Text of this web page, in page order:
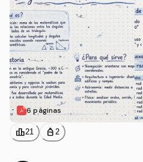
6 páginas
leaderboard21 personal_bag 2